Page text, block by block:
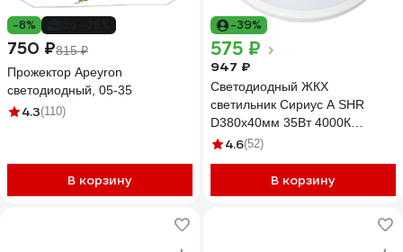
-8%
750 ₽815 ₽
Прожектор Apeyron
светодиодный, 05-35
4.3(110)
В корзину
-39%
575 ₽
947 ₽
Светодиодный ЖКХ
светильник Сириус А SHR
D380x40мм 35Вт 4000К
3000Лм IP65 SHR-35W-W
4.6(52)
В корзину